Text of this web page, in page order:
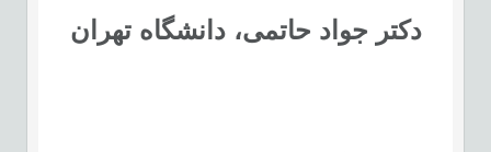
دکتر جواد حاتمی، دانشگاه تهران